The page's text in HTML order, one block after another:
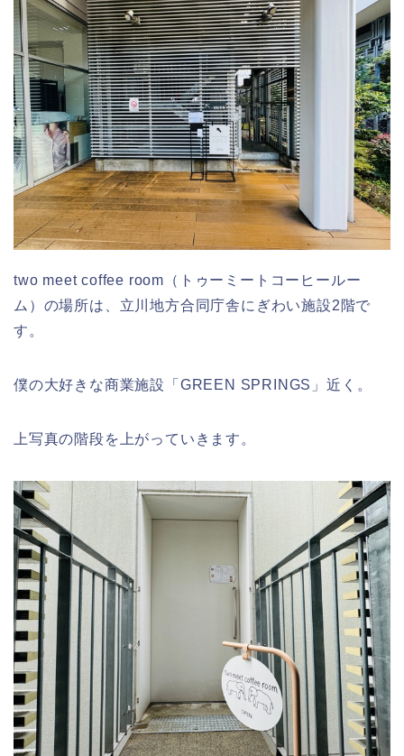
two meet coffee room（トゥーミートコーヒールー
ム）の場所は、立川地方合同庁舎にぎわい施設2階で
す。
僕の大好きな商業施設「GREEN SPRINGS」近く。
上写真の階段を上がっていきます。